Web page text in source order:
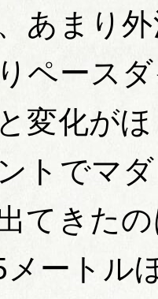
あまり
ペース
変化が
トでマ
てきた
メートル